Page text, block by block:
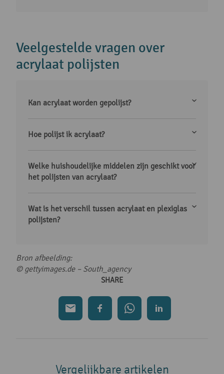
Veelgestelde vragen over
acrylaat polijsten
Kan acrylaat worden gepolijst?
Hoe polijst ik acrylaat?
Welke huishoudelijke middelen zijn geschikt voor
het polijsten van acrylaat?
Wat is het verschil tussen acrylaat en plexiglas
polijsten?
Bron afbeelding:
© gettyimages.de – South_agency
SHARE
Vergelijkbare artikelen